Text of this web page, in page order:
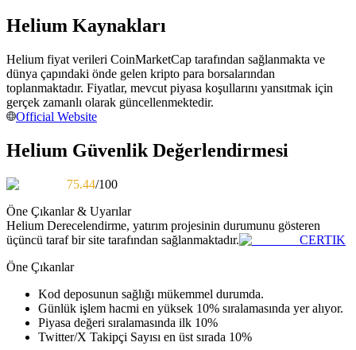
Kopya Tüccarı Olun
Kâr paylaşımı ve kopya ticaret komisyonlarının tadını çıkarın
Ticaret bilgileri vb. dahil olmak üzere büyük veri analizi.
Helium Kaynakları
Helium fiyat verileri CoinMarketCap tarafından sağlanmakta ve
dünya çapındaki önde gelen kripto para borsalarından
toplanmaktadır. Fiyatlar, mevcut piyasa koşullarını yansıtmak için
gerçek zamanlı olarak güncellenmektedir.
Official Website
Helium Güvenlik Değerlendirmesi
75.44/100
Öne Çıkanlar & Uyarılar
Helium Derecelendirme, yatırım projesinin durumunu gösteren
üçüncü taraf bir site tarafından sağlanmaktadır.
CERTIK
Öne Çıkanlar
Kod deposunun sağlığı mükemmel durumda.
Günlük işlem hacmi en yüksek 10% sıralamasında yer alıyor.
Piyasa değeri sıralamasında ilk 10%
Twitter/X Takipçi Sayısı en üst sırada 10%